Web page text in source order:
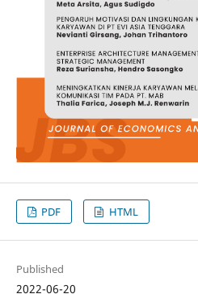
PDF HTML
Published
2022-06-20